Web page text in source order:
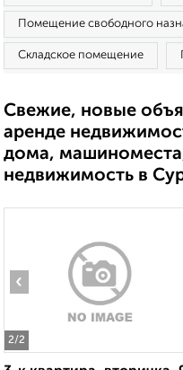
Помещение свободного
Складское помещение
Свежие, новые
аренде
дома,
недвижимость в
2/2
‹